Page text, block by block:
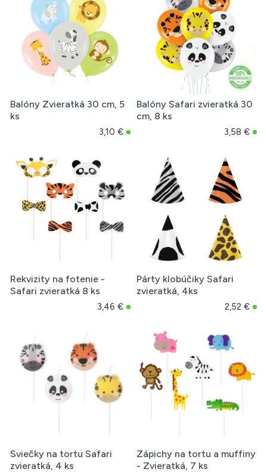
Balóny Zvieratká 30 cm, 5
ks
3,10 €
Balóny Safari zvieratká 30
cm, 8 ks
3,58 €
Rekvizity na fotenie -
Safari zvieratká 8 ks
3,46 €
Párty klobúčiky Safari
zvieratká, 4ks
2,52 €
Sviečky na tortu Safari
zvieratká, 4 ks
Zápichy na tortu a muffiny
- Zvieratká, 7 ks